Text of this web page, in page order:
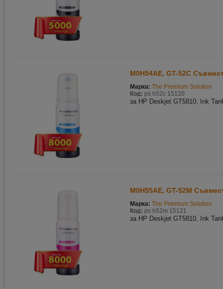
M0H54AE, GT-52C
Марка: The Premium Solution
Код: ps h52c 15120
за HP Deskjet GT5810, Ink
M0H55AE, GT-52M
Марка: The Premium Solution
Код: ps h52m 15121
за HP Deskjet GT5810, Ink